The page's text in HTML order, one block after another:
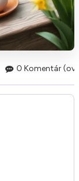
0 Komentár (ov)